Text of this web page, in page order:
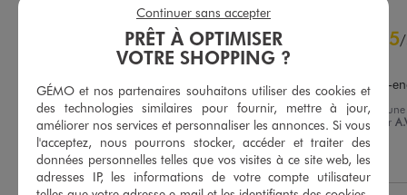
4.7/5
Basé sur 11 avis soumis à un
contrôle
Voir tous les avis sur ce site
5/
Avis vérifié et récompensé
Parfait pour partir en week-
Avis du 25/05/2026
, suite à une
expérience du11/05/2026 par
Utile (0) Signaler
PRÊT À OPTIMISER
VOTRE SHOPPING ?
GÉMO et nos partenaires souhaitons utiliser des cookies et
des technologies similaires pour fournir, mettre à jour,
améliorer nos services et personnaliser les annonces. Si vous
l'acceptez, nous pourrons stocker, accéder et traiter des
données personnelles telles que vos visites à ce site web, les
adresses IP, les informations de votre compte utilisateur
Continuer sans accepter